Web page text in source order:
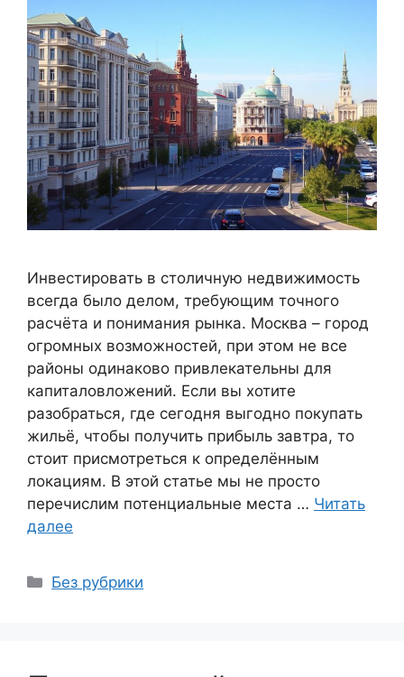
Инвестировать в столичную недвижимость
всегда было делом, требующим точного
расчёта и понимания рынка. Москва – город
огромных возможностей, при этом не все
районы одинаково привлекательны для
капиталовложений. Если вы хотите
разобраться, где сегодня выгодно покупать
жильё, чтобы получить прибыль завтра, то
стоит присмотреться к определённым
локациям. В этой статье мы не просто
перечислим потенциальные места … Читать
далее
Рубрики
Без рубрики